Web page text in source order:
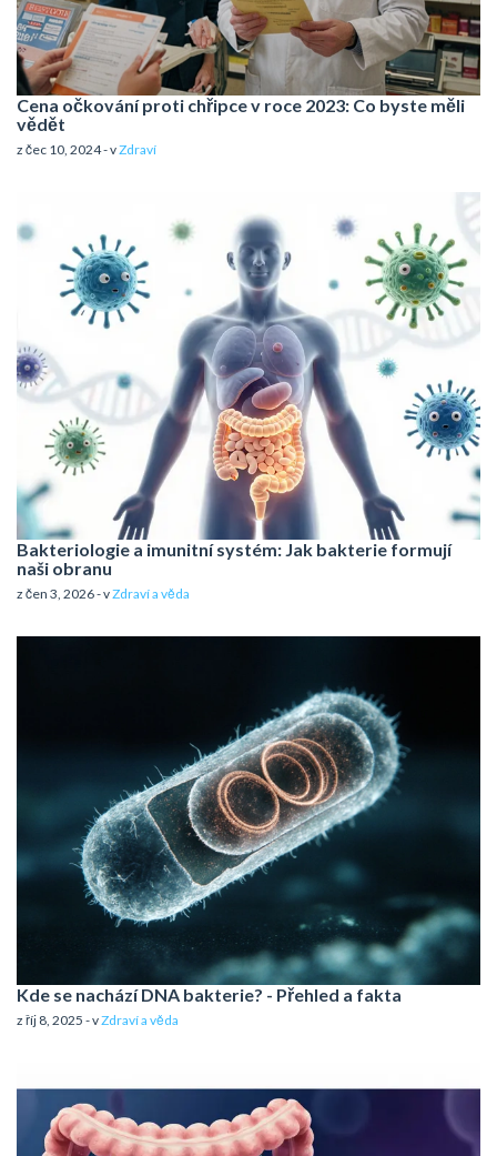
Cena očkování proti chřipce v roce 2023: Co byste měli
vědět
z čec 10, 2024 - vZdraví
Bakteriologie a imunitní systém: Jak bakterie formují
naši obranu
z čen 3, 2026 - vZdraví a věda
Kde se nachází DNA bakterie? - Přehled a fakta
z říj 8, 2025 - vZdraví a věda